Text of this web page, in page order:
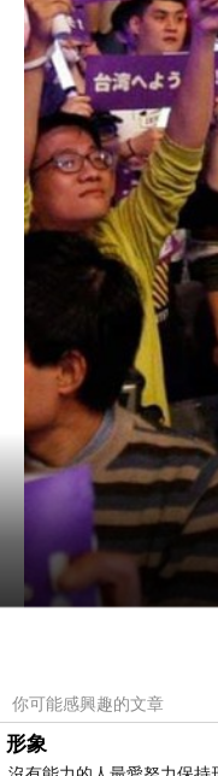
乃木坂46台北演
2019.1.27
你可能感興趣的文章
形象